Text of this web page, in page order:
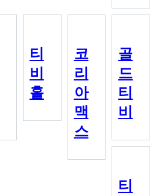
티
비
홀
코
리
아
맥
스
골
드
티
비
티